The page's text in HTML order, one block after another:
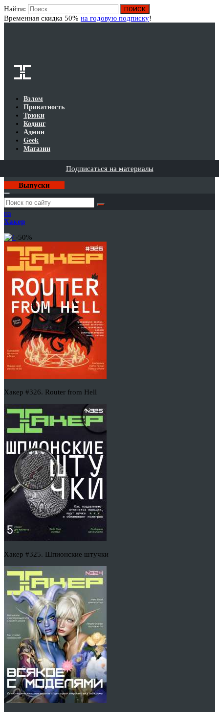
Найти:
Временная скидка 50% на годовую подписку!
Взлом
Приватность
Трюки
Кодинг
Админ
Geek
Магазин
Подписаться на материалы
Выпуски
Годовая
подписка
на
Хакер
-50%
Хакер #326. Router from Hell
Хакер #325. Шпионские штучки